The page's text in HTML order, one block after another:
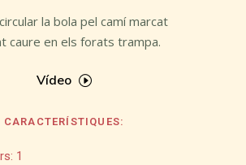
la bola pel camí marcat
caure en els forats trampa.
Vídeo
CARACTERÍSTIQUES:
1